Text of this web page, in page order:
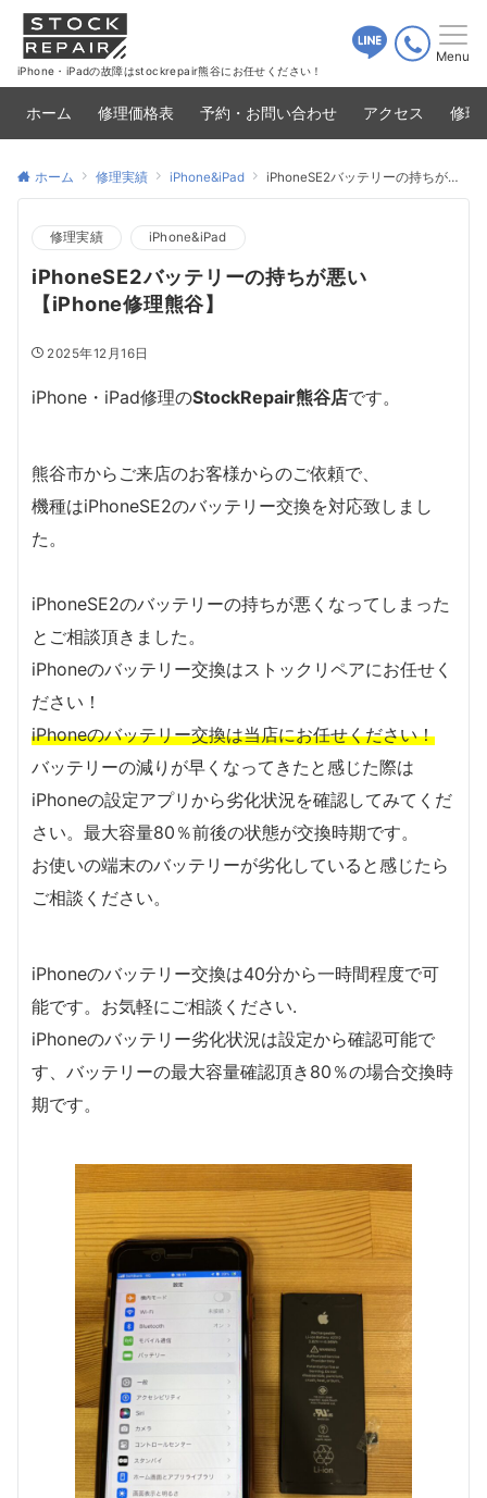
iPhone・iPadの故障はstockrepair熊谷にお任せください！
Menu
ホーム 修理価格表 予約・お問い合わせ アクセス 修理
ホーム 修理実績 iPhone&iPad iPhoneSE2バッテリーの持ちが悪い【iPhone修理熊谷】
修理実績 iPhone&iPad
iPhoneSE2バッテリーの持ちが悪い
【iPhone修理熊谷】
2025年12月16日
iPhone・iPad修理のStockRepair熊谷店です。
熊谷市からご来店のお客様からのご依頼で、
機種はiPhoneSE2のバッテリー交換を対応致しまし
た。
iPhoneSE2のバッテリーの持ちが悪くなってしまった
とご相談頂きました。
iPhoneのバッテリー交換はストックリペアにお任せく
ださい！
iPhoneのバッテリー交換は当店にお任せください！
バッテリーの減りが早くなってきたと感じた際は
iPhoneの設定アプリから劣化状況を確認してみてくだ
さい。最大容量80％前後の状態が交換時期です。
お使いの端末のバッテリーが劣化していると感じたら
ご相談ください。
iPhoneのバッテリー交換は40分から一時間程度で可
能です。お気軽にご相談ください.
iPhoneのバッテリー劣化状況は設定から確認可能で
す、バッテリーの最大容量確認頂き80％の場合交換時
期です。